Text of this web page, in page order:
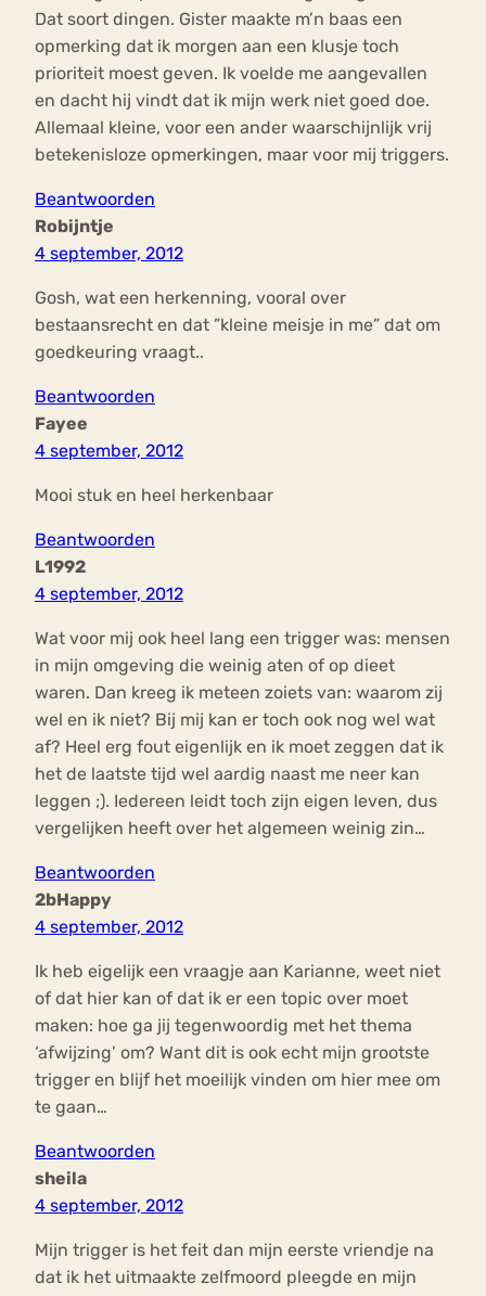
Dat soort dingen. Gister maakte m’n baas een
opmerking dat ik morgen aan een klusje toch
prioriteit moest geven. Ik voelde me aangevallen
en dacht hij vindt dat ik mijn werk niet goed doe.
Allemaal kleine, voor een ander waarschijnlijk vrij
betekenisloze opmerkingen, maar voor mij triggers.
Beantwoorden
Robijntje
4 september, 2012
Gosh, wat een herkenning, vooral over
bestaansrecht en dat ”kleine meisje in me” dat om
goedkeuring vraagt..
Beantwoorden
Fayee
4 september, 2012
Mooi stuk en heel herkenbaar
Beantwoorden
L1992
4 september, 2012
Wat voor mij ook heel lang een trigger was: mensen
in mijn omgeving die weinig aten of op dieet
waren. Dan kreeg ik meteen zoiets van: waarom zij
wel en ik niet? Bij mij kan er toch ook nog wel wat
af? Heel erg fout eigenlijk en ik moet zeggen dat ik
het de laatste tijd wel aardig naast me neer kan
leggen ;). Iedereen leidt toch zijn eigen leven, dus
vergelijken heeft over het algemeen weinig zin…
Beantwoorden
2bHappy
4 september, 2012
Ik heb eigelijk een vraagje aan Karianne, weet niet
of dat hier kan of dat ik er een topic over moet
maken: hoe ga jij tegenwoordig met het thema
‘afwijzing’ om? Want dit is ook echt mijn grootste
trigger en blijf het moeilijk vinden om hier mee om
te gaan…
Beantwoorden
sheila
4 september, 2012
Mijn trigger is het feit dan mijn eerste vriendje na
dat ik het uitmaakte zelfmoord pleegde en mijn